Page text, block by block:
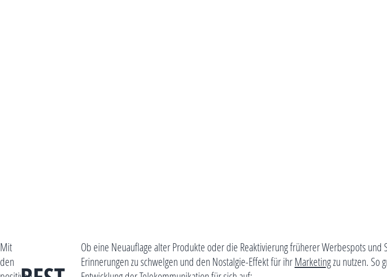
Mit
den
Ob eine Neuauflage alter Produkte oder die Reaktivierung früherer Werbespots
Erinnerungen zu schwelgen und den Nostalgie-Effekt für ihrMarketingzu nutzen. So